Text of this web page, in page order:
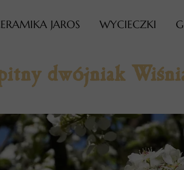
JAROS WYCIECZKI
dwójniak